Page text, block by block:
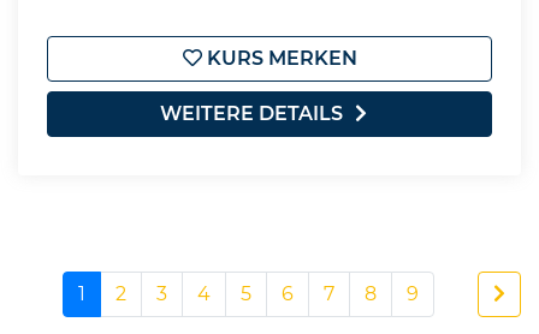
KURS MERKEN
WEITERE DETAILS
1 2 3 4 5 6 7 8 9